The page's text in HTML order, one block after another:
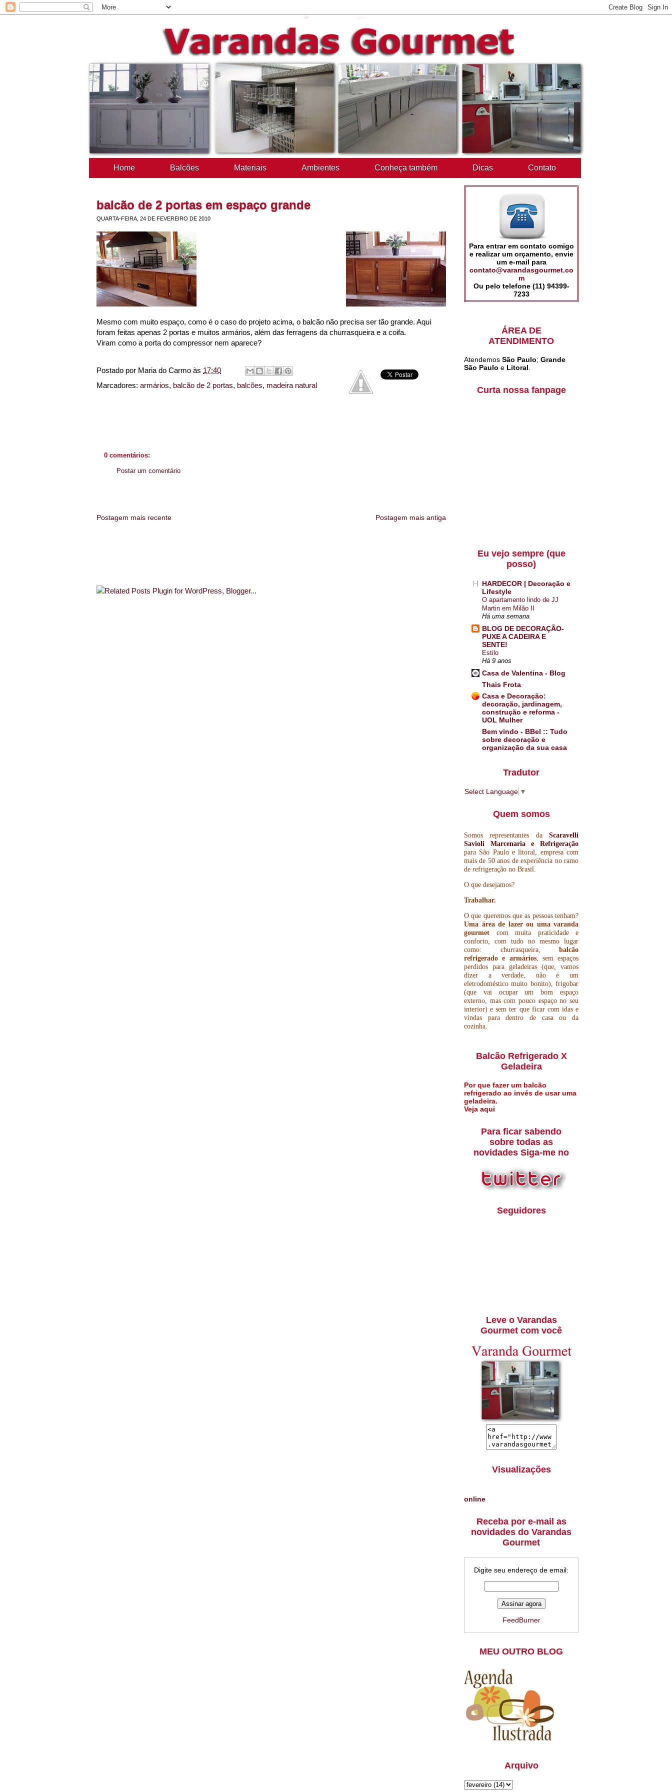
Home Balcões Materiais Ambientes Conheça também Dicas Contato
balcão de 2 portas em espaço grande
QUARTA-FEIRA, 24 DE FEVEREIRO DE 2010
Mesmo com muito espaço, como é o caso do projeto acima, o balcão não precisa ser tão grande. Aqui
foram feitas apenas 2 portas e muitos armários, além das ferragens da churrasqueira e a coifa.
Viram como a porta do compressor nem aparece?
Postado por Maria do Carmo às 17:40
Marcadores: armários, balcão de 2 portas, balcões, madeira natural
0 comentários:
Postar um comentário
Postagem mais recente Postagem mais antiga
Para entrar em contato comigo
e realizar um orçamento, envie
um e-mail para
contato@varandasgourmet.co
m
Ou pelo telefone (11) 94399-
7233
ÁREA DE
ATENDIMENTO
Atendemos São Paulo; Grande
São Paulo e Litoral
Curta nossa fanpage
Eu vejo sempre (que
posso)
HARDECOR | Decoração e
Lifestyle
O apartamento lindo de JJ
Martin em Milão II
Há uma semana
BLOG DE DECORAÇÃO-
PUXE A CADEIRA E
SENTE!
Estilo
Há 9 anos
Casa de Valentina - Blog
Thais Frota
Casa e Decoração:
decoração, jardinagem,
construção e reforma -
UOL Mulher
Bem vindo - BBel :: Tudo
sobre decoração e
organização da sua casa
Tradutor
Select Language ▼
Quem somos
Somos representantes da Scaravelli
Savioli Marcenaria e Refrigeração
para São Paulo e litoral, empresa com
mais de 50 anos de experiência no ramo
de refrigeração no Brasil.
O que desejamos?
Trabalhar.
O que queremos que as pessoas tenham?
Uma área de lazer ou uma varanda
gourmet com muita praticidade e
conforto, com tudo no mesmo lugar
como: churrasqueira, balcão
refrigerado e armários, sem espaços
perdidos para geladeiras (que, vamos
dizer a verdade, não é um
eletrodoméstico muito bonito), frigobar
(que vai ocupar um bom espaço
externo, mas com pouco espaço no seu
interior) e sem ter que ficar com idas e
vindas para dentro de casa ou da
cozinha.
Balcão Refrigerado X
Geladeira
Por que fazer um balcão
refrigerado ao invés de usar uma
geladeira.
Veja aqui
Para ficar sabendo
sobre todas as
novidades Siga-me no
Seguidores
Leve o Varandas
Gourmet com você
Visualizações
online
Receba por e-mail as
novidades do Varandas
Gourmet
Digite seu endereço de email:
FeedBurner
MEU OUTRO BLOG
Arquivo